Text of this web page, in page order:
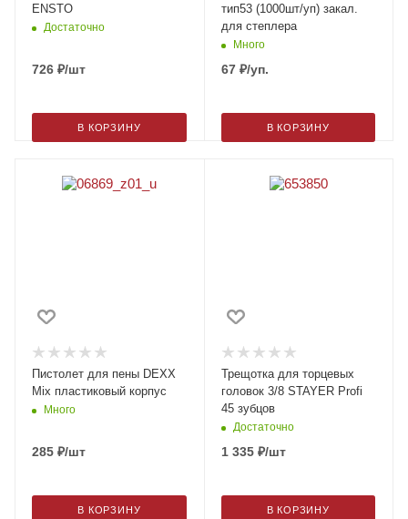
ENSTO
Достаточно
726 ₽/шт
В КОРЗИНУ
тип53 (1000шт/уп) закал.
для степлера
Много
67₽/уп.
В КОРЗИНУ
Пистолет для пены DEXX
Mix пластиковый корпус
Много
285 ₽/шт
В КОРЗИНУ
Трещотка для торцевых
головок 3/8 STAYER Profi
45 зубцов
Достаточно
1 335₽/шт
В КОРЗИНУ